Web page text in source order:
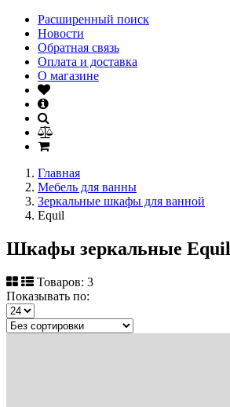
Расширенный поиск
Новости
Обратная связь
Оплата и доставка
О магазине
Главная
Мебель для ванны
Зеркальные шкафы для ванной
Equil
Шкафы зеркальные Equil
Товаров: 3
Показывать по: